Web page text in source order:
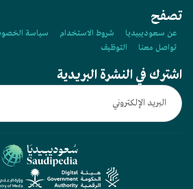
تصفح
عن سعوديبيديا شروط الاستخدام سياسة
تواصل معنا
التوظيف
اشترك في النشرة البريدية